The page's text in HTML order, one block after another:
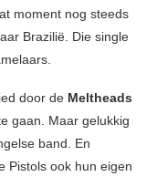
moment nog steeds
Brazilië. Die single
door de Meltheads
gaan. Maar gelukkig
band. En
Pistols ook hun eigen